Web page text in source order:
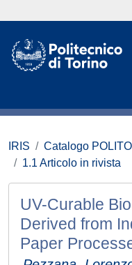
IRIS Catalogo POLITO
1.1 Articolo in rivista
UV-Curable
Derived from
Paper